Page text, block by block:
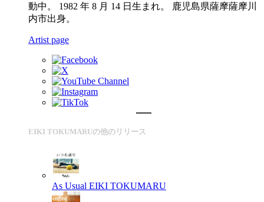
動中。 1982 年 8 月 14 日生まれ。 鹿児島県薩摩薩摩川
内市出身。
Artist page
EIKI TOKUMARUの他のリリース
As Usual EIKI TOKUMARU